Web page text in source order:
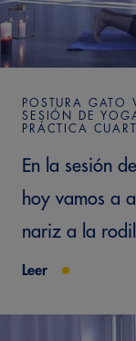
POSTURA
SESIÓN DE
PRÁCTICA
En la sesión
hoy vamos a
nariz a la
Leer